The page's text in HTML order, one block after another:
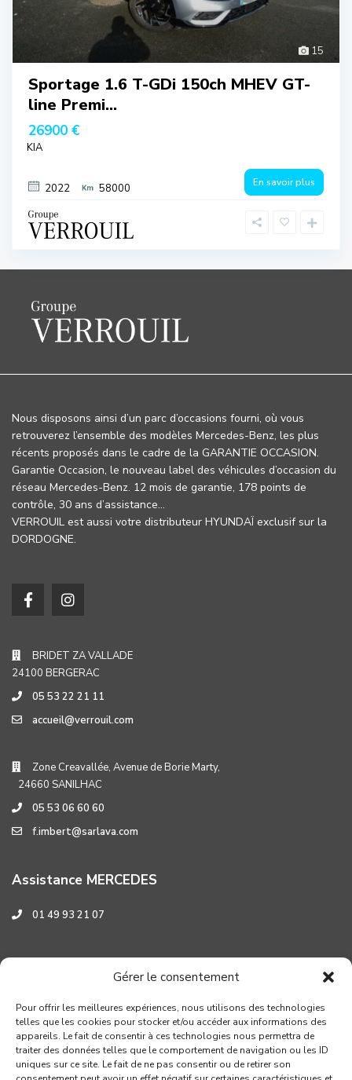
Gérer le consentement
Pour offrir les meilleures expériences, nous utilisons des technologies
telles que les cookies pour stocker et/ou accéder aux informations des
appareils. Le fait de consentir à ces technologies nous permettra de
traiter des données telles que le comportement de navigation ou les ID
uniques sur ce site. Le fait de ne pas consentir ou de retirer son
15
Sportage 1.6 T-GDi 150ch MHEV GT-
line Premi...
26900 €
KIA
2022 58000 En savoir plus
Nous disposons ainsi d’un parc d’occasions fourni, où vous
retrouverez l’ensemble des modèles Mercedes-Benz, les plus
récents proposés dans le cadre de la GARANTIE OCCASION.
Garantie Occasion, le nouveau label des véhicules d’occasion du
réseau Mercedes-Benz. 12 mois de garantie, 178 points de
contrôle, 30 ans d’assistance…
VERROUIL est aussi votre distributeur HYUNDAÏ exclusif sur la
DORDOGNE.
BRIDET ZA VALLADE
24100 BERGERAC
05 53 22 21 11
accueil@verrouil.com
Zone Creavallée, Avenue de Borie Marty,
24660 SANILHAC
05 53 06 60 60
f.imbert@sarlava.com
Assistance MERCEDES
01 49 93 21 07
Assistance HYUNDAI